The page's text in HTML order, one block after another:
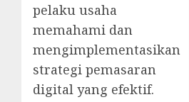
pelaku usaha
memahami dan
mengimplementasikan
strategi pemasaran
digital yang efektif.